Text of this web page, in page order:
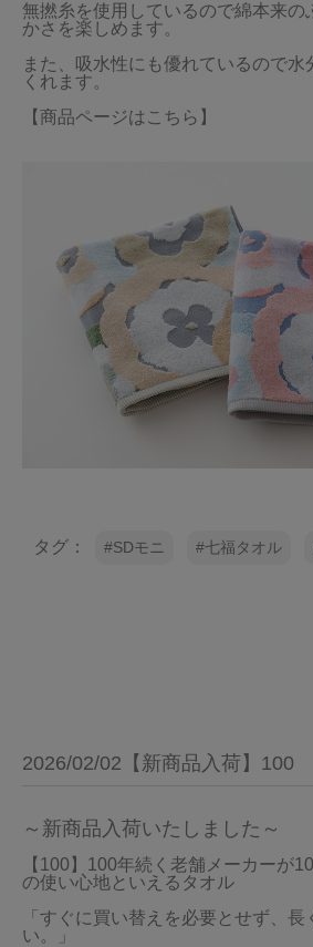
無撚糸を使用しているので綿本来の
かさを楽しめます。
また、吸水性にも優れているので水
くれます。
【商品ページはこちら】
タグ： SDモニ 七福タオル
2026/02/02【新商品入荷】100
～新商品入荷いたしました～
【100】100年続く老舗メーカーが
の使い心地といえるタオル
「すぐに買い替えを必要とせず、
い。」